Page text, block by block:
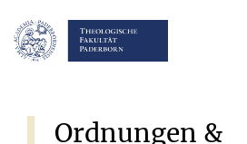
Ordnungen &